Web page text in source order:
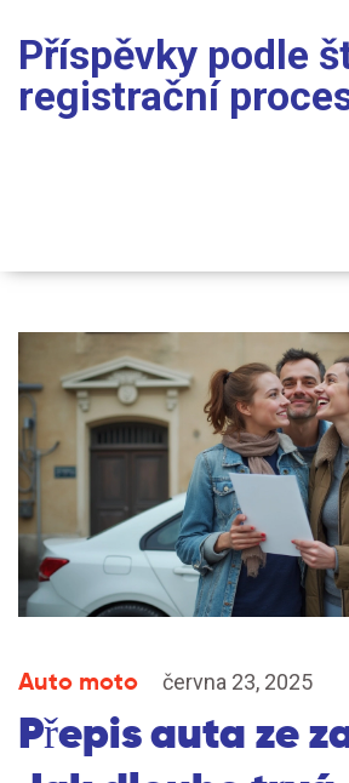
Příspěvky podle
registrační
Auto moto června 23, 2025
Přepis auta ze